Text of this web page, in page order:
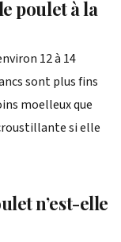
poulet à la
12 à 14
sont plus fins
moelleux que
si elle
n’est-elle